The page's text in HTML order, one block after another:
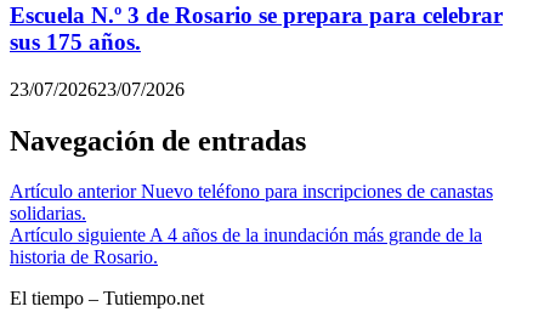
Escuela N.º 3 de Rosario se prepara para celebrar
sus 175 años.
23/07/202623/07/2026
Navegación de entradas
Artículo anterior Nuevo teléfono para inscripciones de canastas
solidarias.
Artículo siguienteA 4 años de la inundación más grande de la
historia de Rosario.
El tiempo – Tutiempo.net